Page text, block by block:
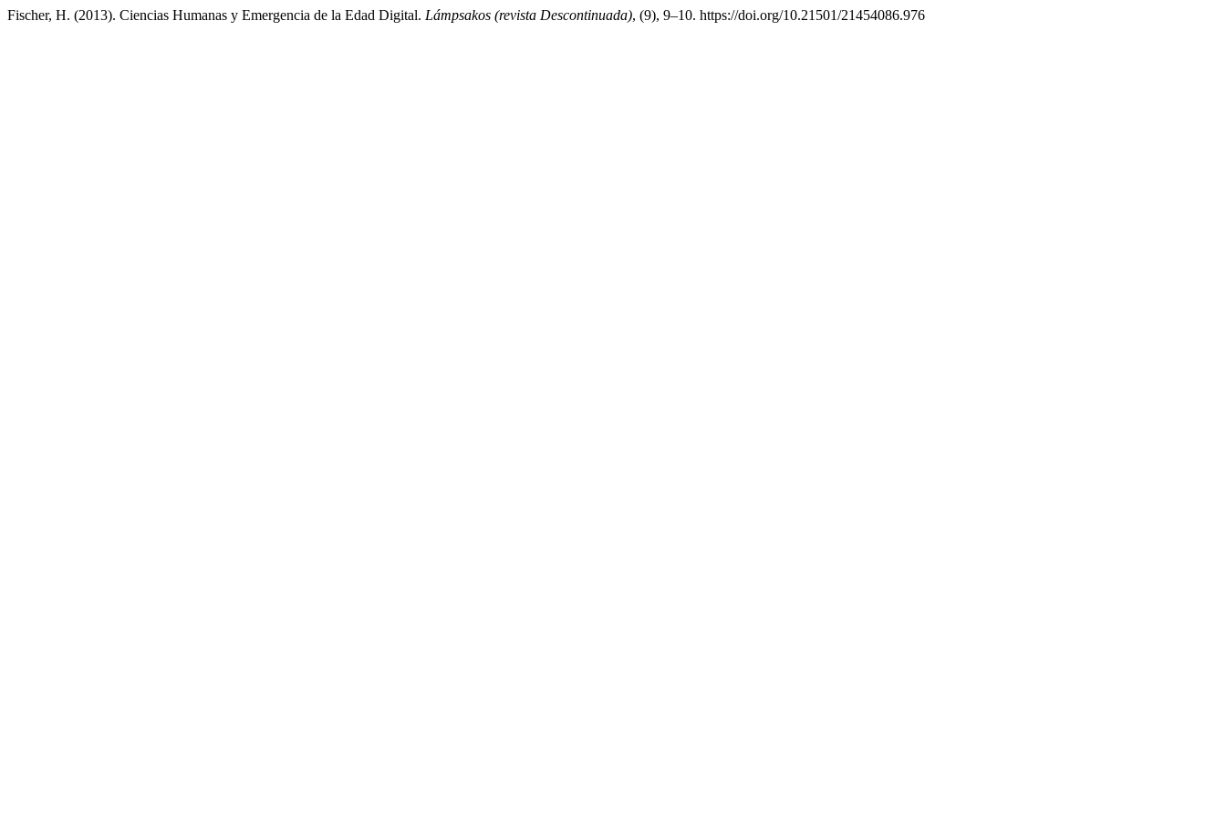
Fischer, H. (2013). Ciencias Humanas y Emergencia de la Edad Digital. Lámpsakos (revista Descontinuada), (9), 9–10. https://doi.org/10.21501/21454086.976